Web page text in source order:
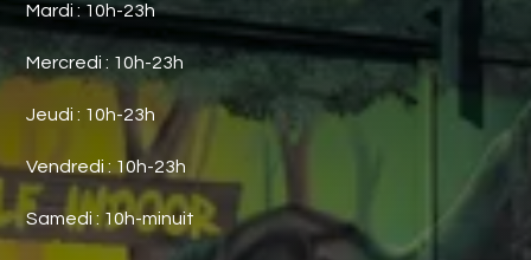
Mardi : 10h-23h
Mercredi : 10h-23h
Jeudi : 10h-23h
Vendredi : 10h-23h
Samedi : 10h-minuit